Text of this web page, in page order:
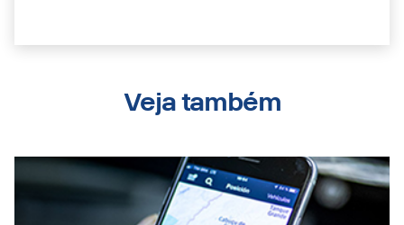
Veja também